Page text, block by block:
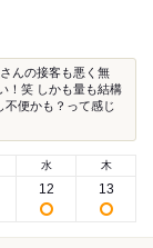
んの接客も悪く無
！笑 しかも量も結構
便かも？って感じ
水
12
木
13